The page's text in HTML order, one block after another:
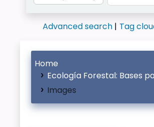
Advanced search Tag
Home
Ecología Forestal: Bases
Images